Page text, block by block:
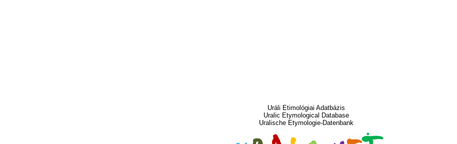
Uráli Etimológiai Adatbázis
Uralic Etymological Database
Uralische Etymologie-Datenbank